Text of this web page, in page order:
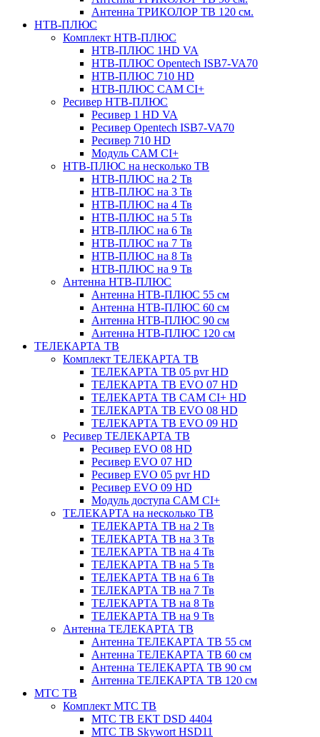
Антенна ТРИКОЛОР ТВ 120 см.
НТВ-ПЛЮС
Комплект НТВ-ПЛЮС
НТВ-ПЛЮС 1HD VA
НТВ-ПЛЮС Opentech ISB7-VA70
НТВ-ПЛЮС 710 HD
НТВ-ПЛЮС CAM CI+
Ресивер НТВ-ПЛЮС
Ресивер 1 HD VA
Ресивер Opentech ISB7-VA70
Ресивер 710 HD
Модуль CAM CI+
НТВ-ПЛЮС на несколько ТВ
НТВ-ПЛЮС на 2 Тв
НТВ-ПЛЮС на 3 Тв
НТВ-ПЛЮС на 4 Тв
НТВ-ПЛЮС на 5 Тв
НТВ-ПЛЮС на 6 Тв
НТВ-ПЛЮС на 7 Тв
НТВ-ПЛЮС на 8 Тв
НТВ-ПЛЮС на 9 Тв
Антенна НТВ-ПЛЮС
Антенна НТВ-ПЛЮС 55 см
Антенна НТВ-ПЛЮС 60 см
Антенна НТВ-ПЛЮС 90 см
Антенна НТВ-ПЛЮС 120 см
ТЕЛЕКАРТА ТВ
Комплект ТЕЛЕКАРТА ТВ
ТЕЛЕКАРТА ТВ 05 pvr HD
ТЕЛЕКАРТА ТВ EVO 07 HD
ТЕЛЕКАРТА ТВ CAM CI+ HD
ТЕЛЕКАРТА ТВ EVO 08 HD
ТЕЛЕКАРТА ТВ EVO 09 HD
Ресивер ТЕЛЕКАРТА ТВ
Ресивер EVO 08 HD
Ресивер EVO 07 HD
Ресивер EVO 05 pvr HD
Ресивер EVO 09 HD
Модуль доступа CAM CI+
ТЕЛЕКАРТА на несколько ТВ
ТЕЛЕКАРТА ТВ на 2 Тв
ТЕЛЕКАРТА ТВ на 3 Тв
ТЕЛЕКАРТА ТВ на 4 Тв
ТЕЛЕКАРТА ТВ на 5 Тв
ТЕЛЕКАРТА ТВ на 6 Тв
ТЕЛЕКАРТА ТВ на 7 Тв
ТЕЛЕКАРТА ТВ на 8 Тв
ТЕЛЕКАРТА ТВ на 9 Тв
Антенна ТЕЛЕКАРТА ТВ
Антенна ТЕЛЕКАРТА ТВ 55 см
Антенна ТЕЛЕКАРТА ТВ 60 см
Антенна ТЕЛЕКАРТА ТВ 90 см
Антенна ТЕЛЕКАРТА ТВ 120 см
МТС ТВ
Комплект МТС ТВ
МТС ТВ EKT DSD 4404
МТС ТВ Skywort HSD11